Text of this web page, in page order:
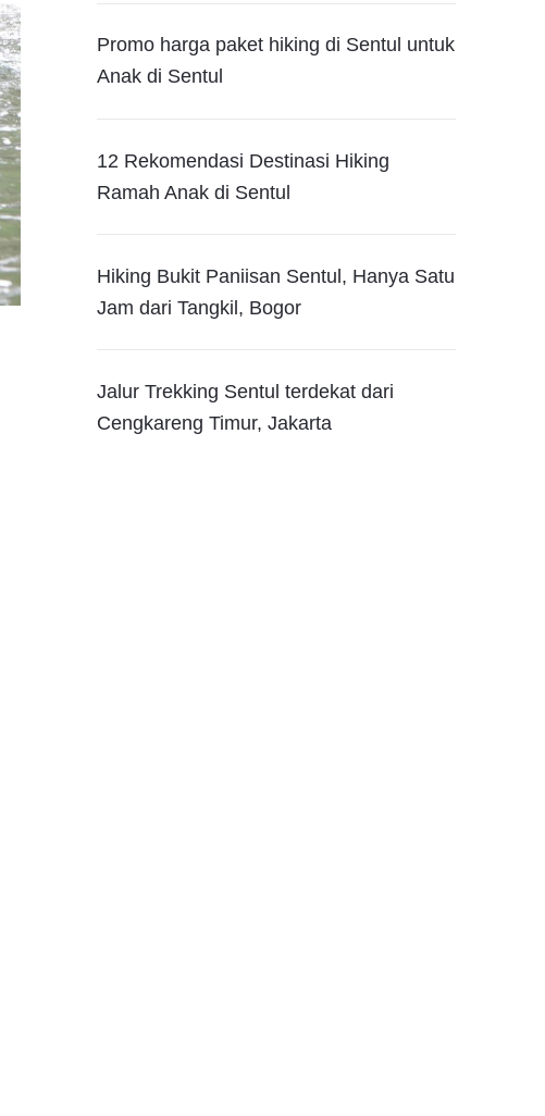
Promo harga paket hiking di Sentul untuk
Anak di Sentul
12 Rekomendasi Destinasi Hiking
Ramah Anak di Sentul
Hiking Bukit Paniisan Sentul, Hanya Satu
Jam dari Tangkil, Bogor
Jalur Trekking Sentul terdekat dari
Cengkareng Timur, Jakarta